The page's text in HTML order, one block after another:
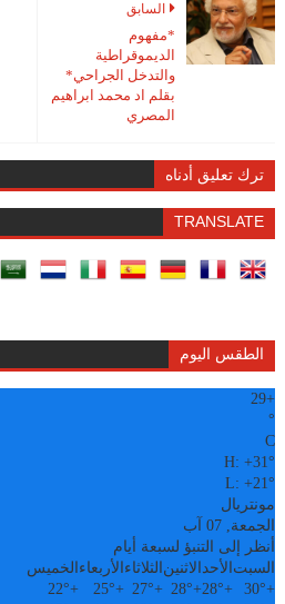
السابق
*مفهوم
الديموقراطية
والتدخل الجراحي*
بقلم اد محمد ابراهيم
المصري
ترك تعليق أدناه
TRANSLATE
الطقس اليوم
+
29
°
C
H:+31°
L:+21°
مونتريال
الجمعة, 07 آب
أنظر إلى التنبؤ لسبعة أيام
السبت الأحدالاثنين الثلاثاء الأربعاء الخميس
+
30°
+
28°
+
28°
+
27°
+
25°
+
22°